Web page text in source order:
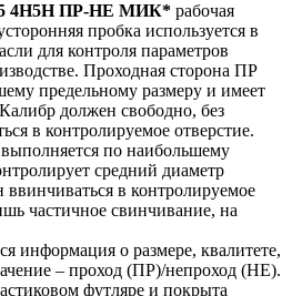
4H5H ПР-НЕ МИК* рабочая
пробка используется в
для контроля параметров
Проходная сторона ПР
предельному размеру и имеет
должен свободно, без
в контролируемое отверстие.
по наибольшему
средний диаметр
в контролируемое
частичное свинчивание, на
информация о размере, квалитете,
– проход (ПР)/непроход (НЕ).
футляре и покрыта